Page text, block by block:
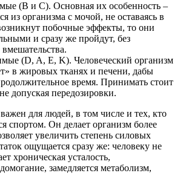
(В и С). Основная их особенность –
из организма с мочой, не оставаясь в
побочные эффекты, то они
и сразу же пройдут, без
(D, A, E, K). Человеческий организм
в жировых тканях и печени, дабы
время. Принимать стоит
допуская передозировки.
для людей, в том числе и тех, кто
спортом. Он делает организм более
увеличить степень силовых
ощущается сразу же: человеку не
хроническая усталость,
замедляется метаболизм,